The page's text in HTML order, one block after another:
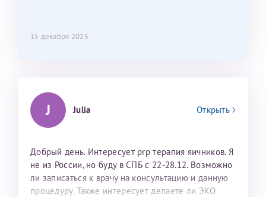
15 декабря 2025
J Julia Открыть
Добрый день. Интересует prp терапия яичников. Я
не из России, но буду в СПБ с 22-28.12. Возможно
ли записаться к врачу на консультацию и данную
процедуру. Также интересует делаете ли ЭКО